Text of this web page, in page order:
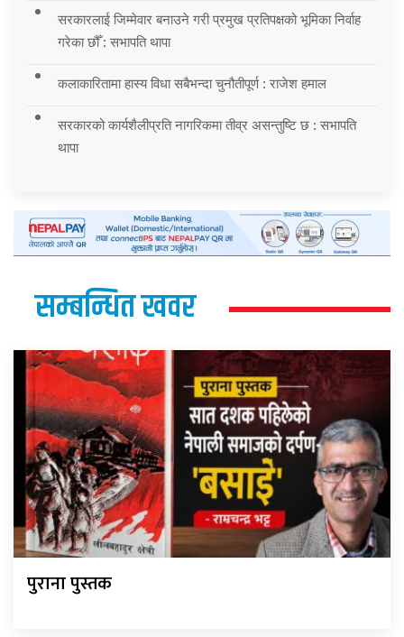
सरकारलाई जिम्मेवार बनाउने गरी प्रमुख प्रतिपक्षको भूमिका निर्वाह
गरेका छौँ : सभापति थापा
कलाकारितामा हास्य विधा सबैभन्दा चुनौतीपूर्ण : राजेश हमाल
सरकारको कार्यशैलीप्रति नागरिकमा तीव्र असन्तुष्टि छ : सभापति
थापा
सम्बन्धित खवर
पुराना पुस्तक